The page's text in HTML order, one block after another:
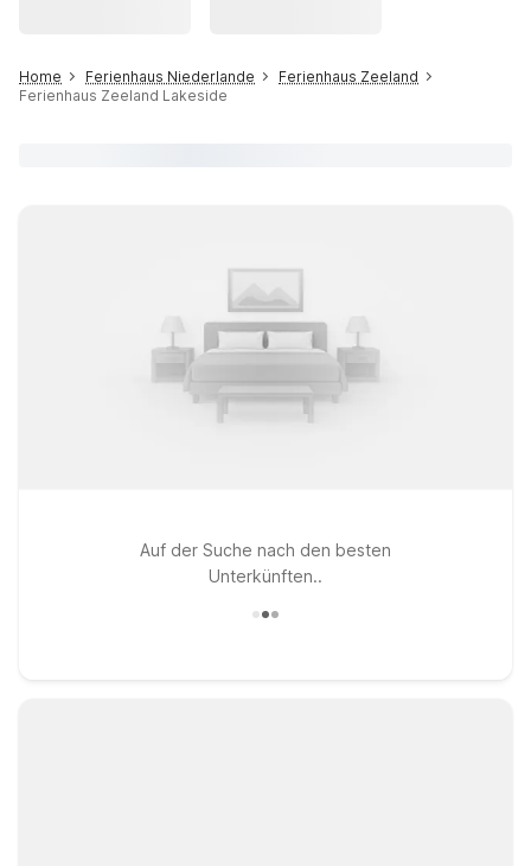
Home Ferienhaus Niederlande
Ferienhaus Zeeland
Ferienhaus Zeeland Lakeside
Auf der Suche nach den besten
Unterkünften..